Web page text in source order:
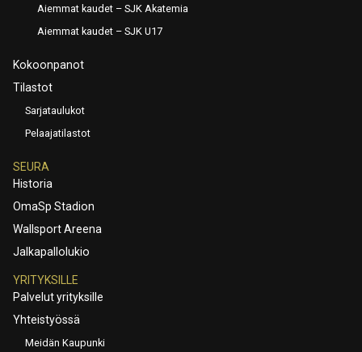
Aiemmat kaudet – SJK Akatemia
Aiemmat kaudet – SJK U17
Kokoonpanot
Tilastot
Sarjataulukot
Pelaajatilastot
SEURA
Historia
OmaSp Stadion
Wallsport Areena
Jalkapallolukio
YRITYKSILLE
Palvelut yrityksille
Yhteistyössä
Meidän Kaupunki